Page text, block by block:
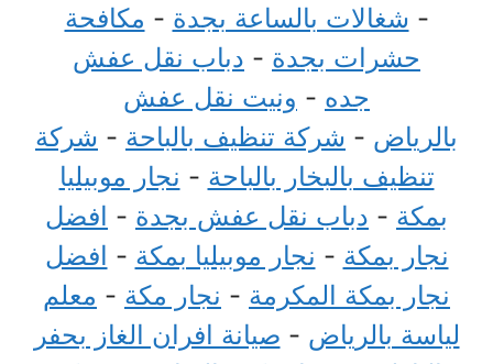
- شغالات بالساعة بجدة - مكافحة
حشرات بجدة - دباب نقل عفش
جده - ونيت نقل عفش
بالرياض - شركة تنظيف بالباحة - شركة
تنظيف بالبخار بالباحة - نجار موبيليا
بمكة - دباب نقل عفش بجدة - افضل
نجار بمكة - نجار موبيليا بمكة - افضل
نجار بمكة المكرمة - نجار مكة - معلم
لياسة بالرياض - صيانة افران الغاز بحفر